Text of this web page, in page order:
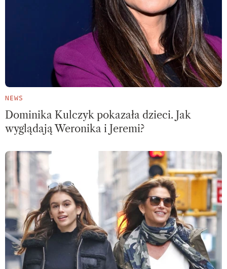
NEWS
Dominika Kulczyk pokazała dzieci. Jak
wyglądają Weronika i Jeremi?